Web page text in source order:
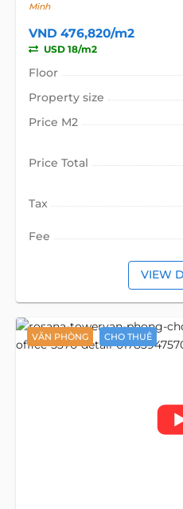
Minh
VND 476,820/m2
USD 18/m2
Floor
Property size
Price M2
Price Total
Tax
Fee
VIEW
VĂN PHÒNG CHO THUÊ